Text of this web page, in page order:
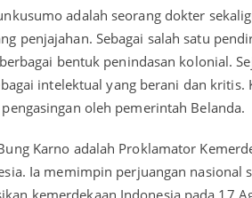
adalah seorang dokter
penjajahan. Sebagai salah satu
bentuk penindasan kolonial.
intelektual yang berani dan
oleh pemerintah Belanda.
Karno adalah Proklamator
Ia memimpin perjuangan nasional
kemerdekaan Indonesia pada 17